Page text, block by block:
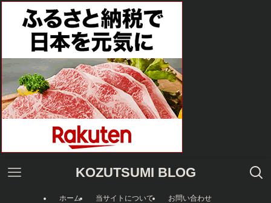
KOZUTSUMI BLOG
ホーム 当サイトについて お問い合わせ